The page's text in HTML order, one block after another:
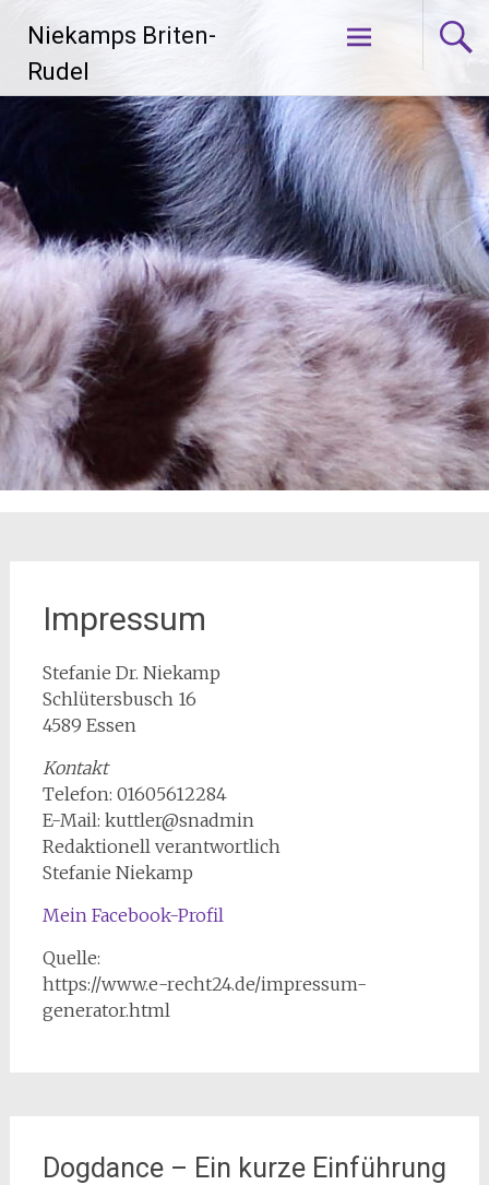
Inhalt
springen
Niekamps Briten-
Rudel
Impressum
Stefanie Dr. Niekamp
Schlütersbusch 16
4589 Essen
Kontakt
Telefon: 01605612284
E-Mail: kuttler@snadmin
Redaktionell verantwortlich
Stefanie Niekamp
Mein Facebook-Profil
Quelle:
https://www.e-recht24.de/impressum-
generator.html
Dogdance – Ein kurze Einführung